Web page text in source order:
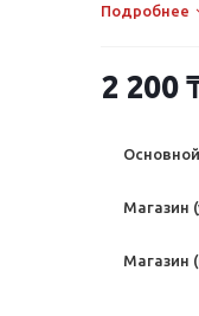
Подробнее
2 200
Магазин
Магазин